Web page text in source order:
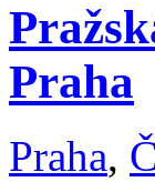
Praha
Praha,